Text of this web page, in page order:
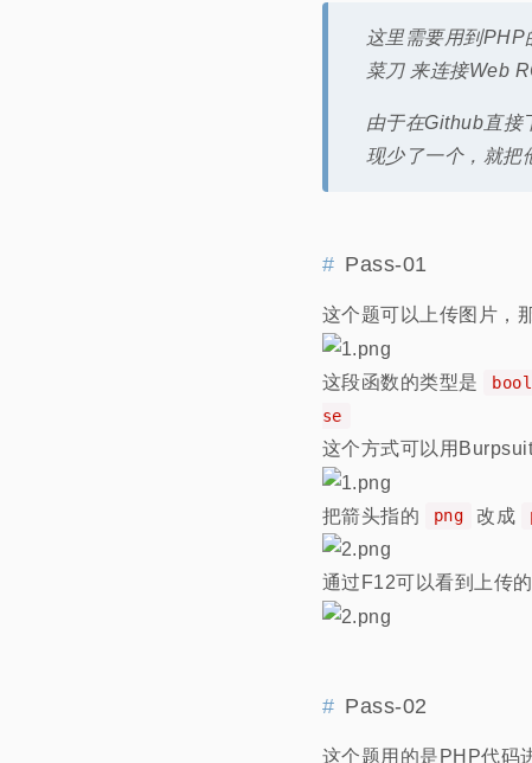
这里需要用到PHP
菜刀 来连接Web
由于在Github直接
现少了一个，就把
Pass-01
这个题可以上传图片，
这段函数的类型是 bool
se
这个方式可以用
把箭头指的 png 改成
通过F12可以看到上传
Pass-02
这个题用的是PHP代码